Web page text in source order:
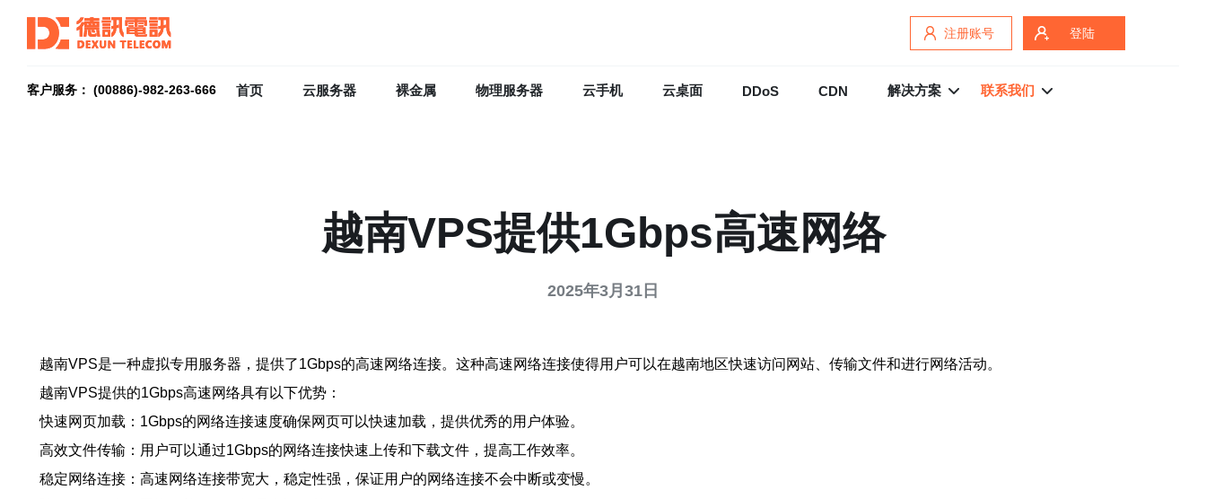
注册账号 登陆
客户服务： (00886)-982-263-666 首页 云服务器 裸金属 物理服务器 云手机 云桌面 DDoS CDN 解决方案 联系我们
越南VPS提供1Gbps高速网络
2025年3月31日
越南VPS是一种虚拟专用服务器，提供了1Gbps的高速网络连接。这种高速网络连接使得用户可以在越南地区快速访问网站、传输文件和进行网络活动。
越南VPS提供的1Gbps高速网络具有以下优势：
快速网页加载：1Gbps的网络连接速度确保网页可以快速加载，提供优秀的用户体验。
高效文件传输：用户可以通过1Gbps的网络连接快速上传和下载文件，提高工作效率。
稳定网络连接：高速网络连接带宽大，稳定性强，保证用户的网络连接不会中断或变慢。